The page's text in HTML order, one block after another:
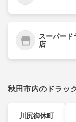
スーパー
店
秋田市内のドラッ
川尻御休町